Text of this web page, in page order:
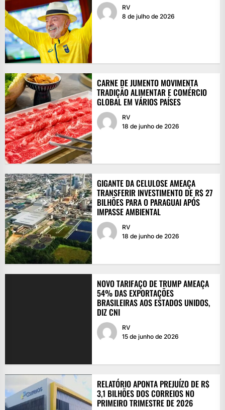
RV
8 de julho de 2026
CARNE DE JUMENTO MOVIMENTA
TRADIÇÃO ALIMENTAR E COMÉRCIO
GLOBAL EM VÁRIOS PAÍSES
RV
18 de junho de 2026
GIGANTE DA CELULOSE AMEAÇA
TRANSFERIR INVESTIMENTO DE R$ 27
BILHÕES PARA O PARAGUAI APÓS
IMPASSE AMBIENTAL
RV
18 de junho de 2026
NOVO TARIFAÇO DE TRUMP AMEAÇA
54% DAS EXPORTAÇÕES
BRASILEIRAS AOS ESTADOS UNIDOS,
DIZ CNI
RV
15 de junho de 2026
RELATÓRIO APONTA PREJUÍZO DE R$
3,1 BILHÕES DOS CORREIOS NO
PRIMEIRO TRIMESTRE DE 2026